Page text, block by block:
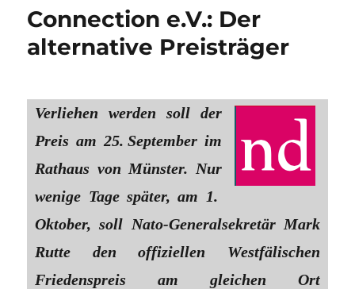
Connection e.V.: Der
alternative Preisträger
Verliehen werden soll der
Preis am 25. September im
Rathaus von Münster. Nur
wenige Tage später, am 1.
Oktober, soll Nato-Generalsekretär Mark
Rutte den offiziellen Westfälischen
Friedenspreis am gleichen Ort